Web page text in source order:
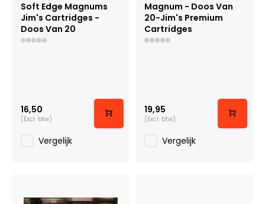
Soft Edge Magnums
Jim's Cartridges -
Doos Van 20
16,50
(Excl. btw)
Vergelijk
Magnum - Doos Van
20-Jim's Premium
Cartridges
19,95
(Excl. btw)
Vergelijk